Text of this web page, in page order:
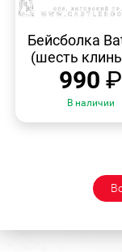
Бейсболка
(шесть
990 ₽
В наличии